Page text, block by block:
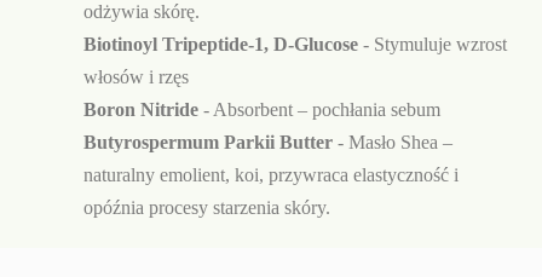
odżywia skórę.
Biotinoyl Tripeptide-1, D-Glucose - Stymuluje wzrost
włosów i rzęs
Boron Nitride - Absorbent – pochłania sebum
Butyrospermum Parkii Butter - Masło Shea –
naturalny emolient, koi, przywraca elastyczność i
opóźnia procesy starzenia skóry.